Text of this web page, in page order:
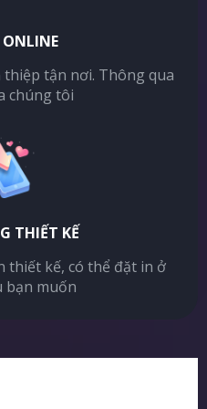
tận nơi. Thông qua
chúng tôi
THIẾT KẾ
thiết kế, có thể đặt in ở
bạn muốn